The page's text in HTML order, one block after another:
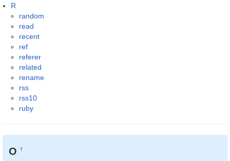
R
random
read
recent
ref
referer
related
rename
rss
rss10
ruby
O†